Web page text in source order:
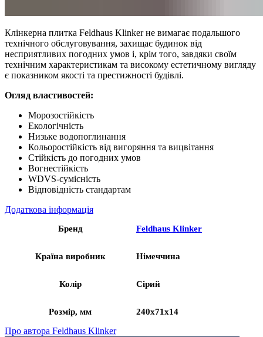
Клінкерна плитка Feldhaus Klinker не вимагає подальшого
технічного обслуговування, захищає будинок від
несприятливих погодних умов і, крім того, завдяки своїм
технічним характеристикам та високому естетичному вигляду
є показником якості та престижності будівлі.
Огляд властивостей:
Морозостійкість
Екологічність
Низьке водопоглинання
Кольоростійкість від вигоряння та вицвітання
Стійкість до погодних умов
Вогнестійкість
WDVS-сумісність
Відповідність стандартам
Додаткова інформація
Бренд Feldhaus Klinker
Країна виробник Німеччина
Колір Сірий
Розмір, мм 240x71x14
Про автора Feldhaus Klinker